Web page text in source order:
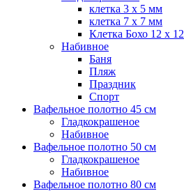
клетка 3 х 5 мм
клетка 7 х 7 мм
Клетка Бохо 12 x 12
Набивное
Баня
Пляж
Праздник
Спорт
Вафельное полотно 45 см
Гладкокрашеное
Набивное
Вафельное полотно 50 см
Гладкокрашеное
Набивное
Вафельное полотно 80 см